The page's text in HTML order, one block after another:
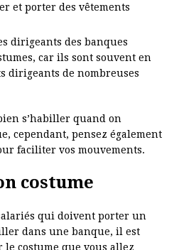
et porter des vêtements
dirigeants des banques
car ils sont souvent en
dirigeants de nombreuses
s’habiller quand on
cependant, pensez également
faciliter vos mouvements.
costume
qui doivent porter un
dans une banque, il est
costume que vous allez